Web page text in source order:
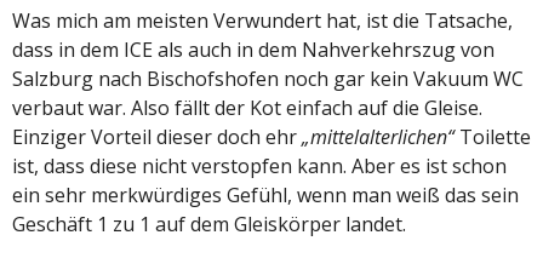
Was mich am meisten Verwundert hat, ist die Tatsache,
dass in dem ICE als auch in dem Nahverkehrszug von
Salzburg nach Bischofshofen noch gar kein Vakuum WC
verbaut war. Also fällt der Kot einfach auf die Gleise.
Einziger Vorteil dieser doch ehr„mittelalterlichen“Toilette
ist, dass diese nicht verstopfen kann. Aber es ist schon
ein sehr merkwürdiges Gefühl, wenn man weiß das sein
Geschäft 1 zu 1 auf dem Gleiskörper landet.